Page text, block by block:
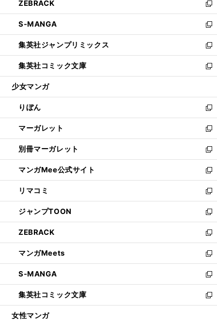
く
で
開
く
ド
ウ
で
開
く
ィ
ン
ド
ウ
で
開
く
い
ウ
ィ
ン
ド
ウ
で
開
ZEBRACK
新
し
い
ウ
ィ
ン
ド
ウ
開
く
S-MANGA
新
し
い
ウ
ィ
ン
ウ
で
開
く
集英社ジャンプリミックス
新
し
い
ウ
ン
ド
ウ
で
開
く
集英社コミック文庫
新
し
ウ
ィ
ン
ド
ウ
で
開
く
少女マンガ
りぼん
新
し
い
ウ
ィ
ン
ド
ウ
で
開
く
マーガレット
新
し
い
ウ
ィ
ン
ド
ウ
で
開
く
別冊マーガレット
新
し
い
ウ
ィ
ン
ド
ウ
で
開
く
マンガMee公式サイト
新
し
い
ウ
ィ
ン
ド
ウ
で
開
く
リマコミ
新
し
い
ウ
ィ
ン
ド
ウ
で
開
く
ジャンプTOON
新
し
い
ウ
ィ
ン
ド
ウ
で
開
ZEBRACK
新
し
い
ウ
ィ
ン
ド
ウ
マンガMeets
新
し
い
ウ
ィ
ン
S-MANGA
新
し
い
ウ
集英社コミック文庫
新
し
女性マンガ